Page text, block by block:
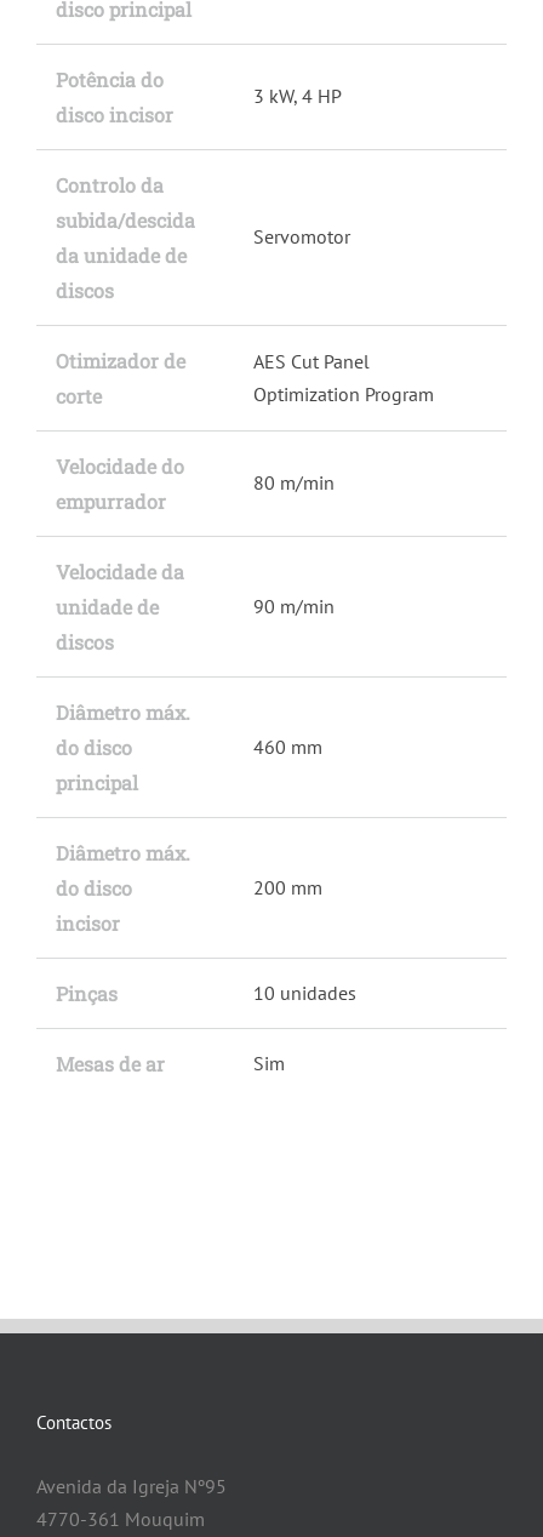
disco principal
Potência do
disco incisor
3 kW, 4 HP
Controlo da
subida/descida
da unidade de
discos
Servomotor
Otimizador de
corte
AES Cut Panel
Optimization Program
Velocidade do
empurrador
80 m/min
Velocidade da
unidade de
discos
90 m/min
Diâmetro máx.
do disco
principal
460 mm
Diâmetro máx.
do disco
incisor
200 mm
Pinças 10 unidades
Mesas de ar Sim
Contactos
Avenida da Igreja Nº95
4770-361 Mouquim